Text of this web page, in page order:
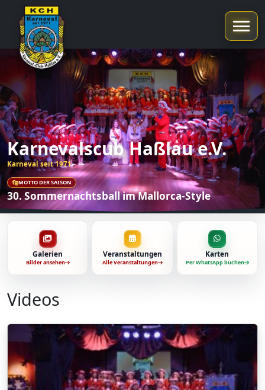
Karnevalscub Haßlau e.V.
Karneval seit 1971
MOTTO DER SAISON
30. Sommernachtsball im Mallorca-Style
Galerien
Bilder ansehen
Veranstaltungen
Alle Veranstaltungen
Karten
Per WhatsApp buchen
Videos